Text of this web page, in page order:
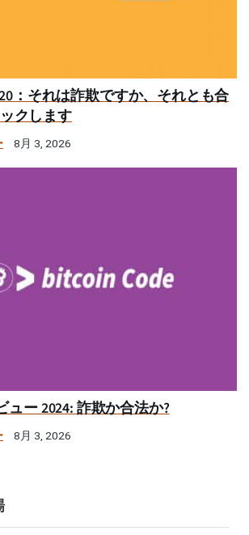
：それは詐欺ですか、それとも合
クします
8月 3, 2026
ュー 2024: 詐欺か合法か?
8月 3, 2026